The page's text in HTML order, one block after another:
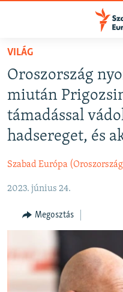
Akadálymentes
Ugrás
fő
oldalra
Ugrás
tartalomjegyzékre
keresésre
AKTUÁLIS
PODCASTOK
VIDEÓK
SZABADON
TÁRSADALOM
A PÉNZ NYOMÁBAN
EURÓPAI UNIÓ
VILÁG
Oroszország
miután
támadással
hadsereget, és
Szabad Európa
2023. június 24.
Megosztás